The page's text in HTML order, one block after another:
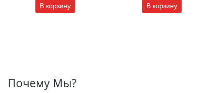
В корзину В корзину
Почему Мы?